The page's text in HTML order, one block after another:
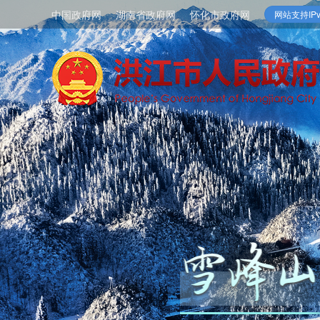
中国政府网 湖南省政府网 怀化市政府网 网站支持